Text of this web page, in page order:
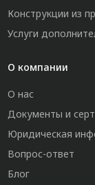
Конструкции из
Услуги
О компании
О нас
Документы и
Юридическая
Вопрос-ответ
Блог